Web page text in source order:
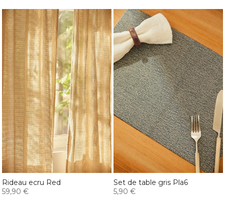
Rideau ecru Red
59,90 €
Set de table gris Pla6
5,90 €